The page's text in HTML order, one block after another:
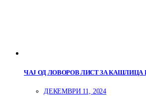
ЧАЈ ОД ЛОВОРОВ ЛИСТ ЗА КАШЛИЦА
ДЕКЕМВРИ 11, 2024